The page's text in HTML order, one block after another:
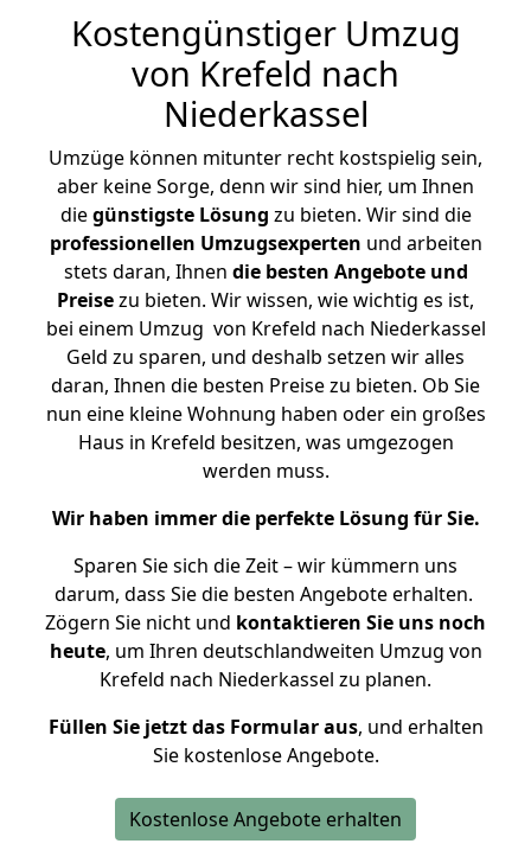
Kostengünstiger Umzug
von Krefeld nach
Niederkassel
Umzüge können mitunter recht kostspielig sein,
aber keine Sorge, denn wir sind hier, um Ihnen
diegünstigste Lösung zu bieten. Wir sind die
professionellen Umzugsexperten und arbeiten
stets daran, Ihnen die besten Angebote und
Preisezu bieten. Wir wissen, wie wichtig es ist,
bei einem Umzug von Krefeld nach Niederkassel
Geld zu sparen, und deshalb setzen wir alles
daran, Ihnen die besten Preise zu bieten. Ob Sie
nun eine kleine Wohnung haben oder ein großes
Haus in Krefeld besitzen, was umgezogen
werden muss.
Wir haben immer die perfekte Lösung für Sie.
Sparen Sie sich die Zeit – wir kümmern uns
darum, dass Sie die besten Angebote erhalten.
Zögern Sie nicht und kontaktieren Sie uns noch
heute, um Ihren deutschlandweiten Umzug von
Krefeld nach Niederkassel zu planen.
Füllen Sie jetzt das Formular aus, und erhalten
Sie kostenlose Angebote.
Kostenlose Angebote erhalten